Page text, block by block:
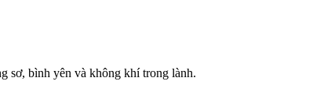
sơ, bình yên và không khí trong lành.